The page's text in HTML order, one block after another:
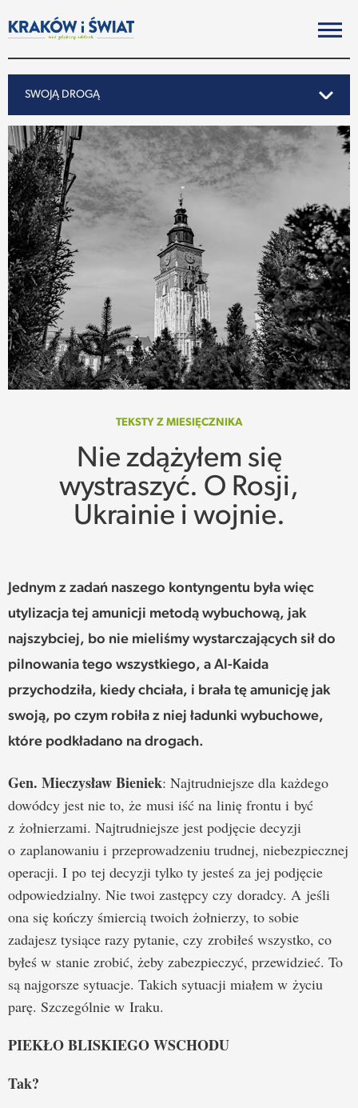
SWOJĄ DROGĄ
SWOJĄ DROGĄ
REPORTAŻ
NOTY ZE ŚWIATA
PO KRAKOSKU
MIASTO
SUBIEKTYWNIE
SPOTKANIE
REKOMENDACJE
PRZESTRZENIE
FELIETONY
PODCAST
TEKSTY Z MIESIĘCZNIKA
Nie zdążyłem się
wystraszyć. O Rosji,
Ukrainie i wojnie.
Jednym z zadań naszego kontyngentu była więc
utylizacja tej amunicji metodą wybuchową, jak
najszybciej, bo nie mieliśmy wystarczających sił do
pilnowania tego wszystkiego, a Al-Kaida
przychodziła, kiedy chciała, i brała tę amunicję jak
swoją, po czym robiła z niej ładunki wybuchowe,
które podkładano na drogach.
Gen. Mieczysław Bieniek: Najtrudniejsze dla każdego
dowódcy jest nie to, że musi iść na linię frontu i być
z żołnierzami. Najtrudniejsze jest podjęcie decyzji
o zaplanowaniu i przeprowadzeniu trudnej, niebezpiecznej
operacji. I po tej decyzji tylko ty jesteś za jej podjęcie
odpowiedzialny. Nie twoi zastępcy czy doradcy. A jeśli
ona się kończy śmiercią twoich żołnierzy, to sobie
zadajesz tysiące razy pytanie, czy zrobiłeś wszystko, co
byłeś w stanie zrobić, żeby zabezpieczyć, przewidzieć. To
są najgorsze sytuacje. Takich sytuacji miałem w życiu
parę. Szczególnie w Iraku.
PIEKŁO BLISKIEGO WSCHODU
Tak?